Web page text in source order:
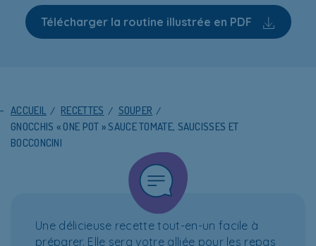
Télécharger la routine illustrée en PDF
ACCUEIL / RECETTES / SOUPER /
GNOCCHIS « ONE POT » SAUCE TOMATE, SAUCISSES ET
BOCCONCINI
Une délicieuse recette tout-en-un facile à
préparer. Elle sera votre alliée pour les repas